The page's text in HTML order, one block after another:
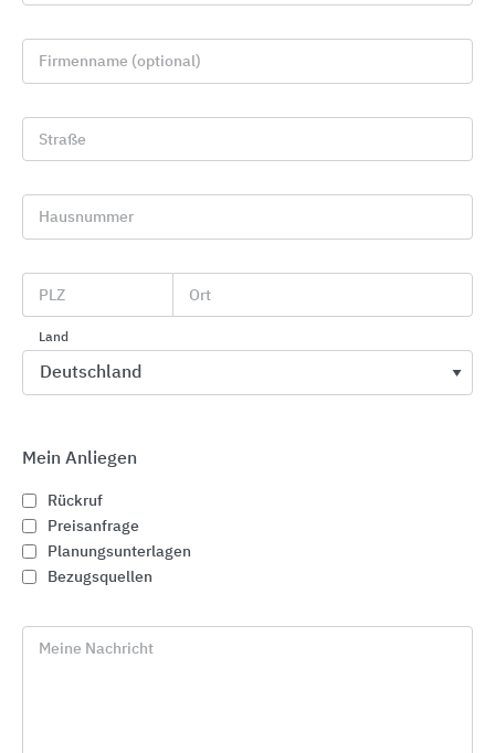
Vinyl-Objektbodenbeläge
Firmenname (optional)
Straße
Hausnummer
PLZ Ort
Land
Mein Anliegen
Rückruf
Preisanfrage
Planungsunterlagen
Bezugsquellen
Meine Nachricht